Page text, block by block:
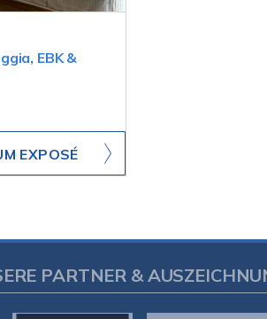
EBK &
EXPOSÉ
PARTNER &